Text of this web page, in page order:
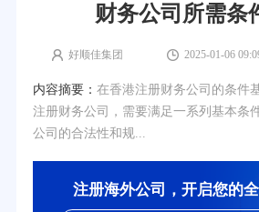
财务公司所需条
好顺佳集团 2025-01-06
内容摘要： 在香港注册财务公司的条件
注册财务公司，需要满足一系列基本条
公司的合法性和规...
注册海外公司，开启您的